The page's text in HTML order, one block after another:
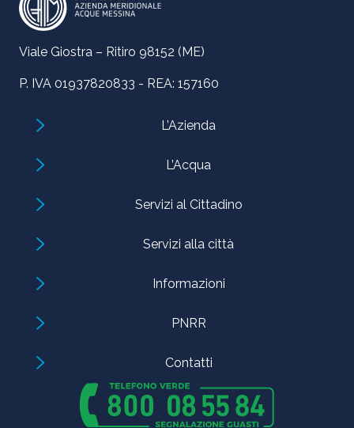
Viale Giostra – Ritiro 98152 (ME)
P. IVA 01937820833 - REA: 157160
L’Azienda
L’Acqua
Servizi al Cittadino
Servizi alla città
Informazioni
PNRR
Contatti